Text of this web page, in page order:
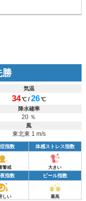
勝
気温
34℃ /26℃
降水確率
20 ％
風
東北東 1 m/s
指数 体感ストレス指数
警戒 大きい
指数 ビール指数
しい 最高